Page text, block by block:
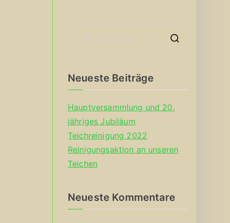
Neueste Beiträge
Hauptversammlung und 20.
jähriges Jubiläum
Teichreinigung 2022
Reinigungsaktion an unseren
Teichen
Neueste Kommentare